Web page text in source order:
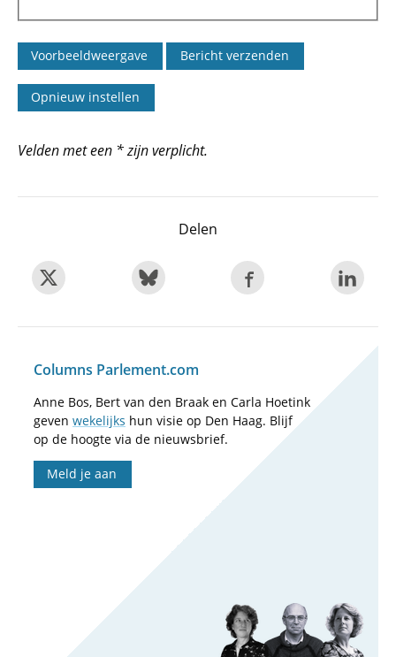
Velden met een * zijn verplicht.
Delen
Columns Parlement.com
Anne Bos, Bert van den Braak en Carla Hoetink
geven wekelijks hun visie op Den Haag. Blijf
op de hoogte via de nieuwsbrief.
Meld je aan